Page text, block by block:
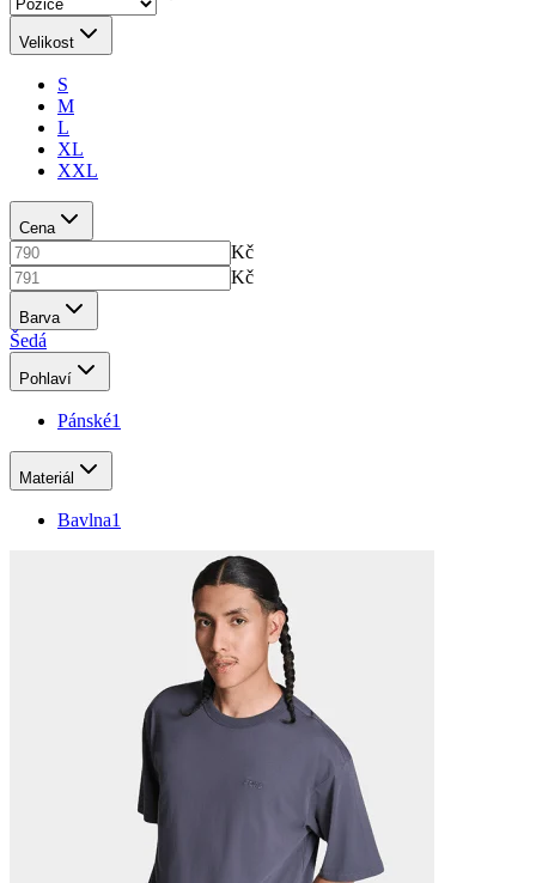
Velikost
S
M
L
XL
XXL
Cena
Kč
Kč
Barva
Šedá
Pohlaví
Pánské1
Materiál
Bavlna1